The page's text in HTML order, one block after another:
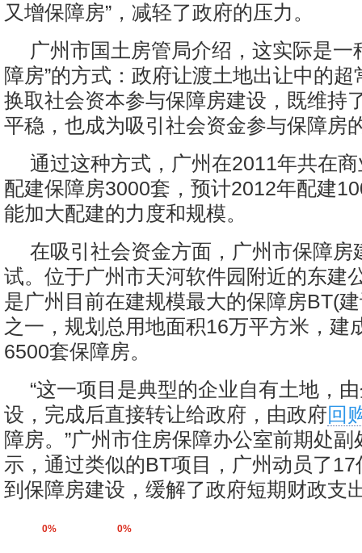
又增保障房”，减轻了政府的压力。
广州市国土房管局介绍，这实际是一
障房”的方式：政府让渡土地出让中的
换取社会资本参与保障房建设，既维持
平稳，也成为吸引社会资金参与保障房
通过这种方式，广州在2011年共在
配建保障房3000套，预计2012年配建
能加大配建的力度和规模。
在吸引社会资金方面，广州市保障房
试。位于广州市天河软件园附近的东建
是广州目前在建规模最大的保障房BT(
之一，规划总用地面积16万平方米，建
6500套保障房。
“这一项目是典型的企业自有土地，
设，完成后直接转让给政府，由政府回
障房。”广州市住房保障办公室前期处
示，通过类似的BT项目，广州动员了
到保障房建设，缓解了政府短期财政支
0% 0%